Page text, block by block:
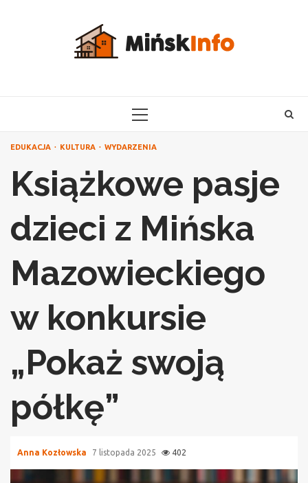
PRIMARY
EDUKACJA KULTURA WYDARZENIA
Książkowe pasje
dzieci z Mińska
Mazowieckiego
w konkursie
„Pokaż swoją
półkę”
Anna Kozłowska 7 listopada 2025 402